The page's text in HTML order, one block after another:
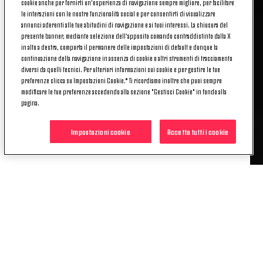
La centrocampista, classe 2001, dopo i tre anni in
prestito in Serie A, ha terminato l’Erasmus, citando
la più che mai azzeccata metafora
diStefano Braghin. Due stagioni all’Empolie una
alSassuolo, sempre nella massima serie, sempre
da protagonista, migliorando gara dopo gara e
confermando le attese, conquistandosi anche la
convocazione inNazionale maggiore, con cui ha
esordito il 14 giugno 2021 nell’amichevole contro
le interazioni con le nostre funzionalità social e per consentirti di visualizzare
annunci aderenti alle tue abitudini di navigazione e ai tuoi interessi. La chiusura del
presente banner, mediante selezione dell’apposito comando contraddistinto dalla X
in alto a destra, comporta il permanere delle impostazioni di default e dunque la
continuazione della navigazione in assenza di cookie o altri strumenti di tracciamento
diversi da quelli tecnici. Per ulteriori informazioni sui cookie e per gestire le tue
preferenze clicca su Impostazioni Cookie.* Ti ricordiamo inoltre che puoi sempre
modificare le tue preferenze accedendo alla sezione "Gestisci Cookie" in fondo alla
pagina.
Accetta tutti i cookie
Impostazioni cookie